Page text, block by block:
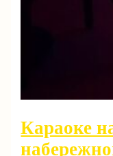
Караоке